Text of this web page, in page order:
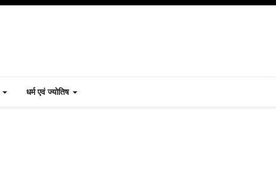
धर्म एवं ज्योतिष